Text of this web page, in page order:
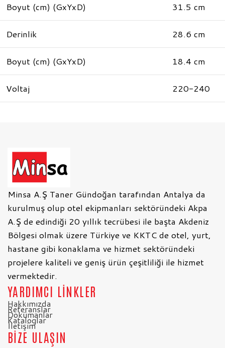
Boyut (cm) (GxYxD) 31.5 cm
Derinlik 28.6 cm
Boyut (cm) (GxYxD) 18.4 cm
Voltaj 220-240
Minsa A.Ş Taner Gündoğan tarafından Antalya da
kurulmuş olup otel ekipmanları sektöründeki Akpa
A.Ş de edindiği 20 yıllık tecrübesi ile başta Akdeniz
Bölgesi olmak üzere Türkiye ve KKTC de otel, yurt,
hastane gibi konaklama ve hizmet sektöründeki
projelere kaliteli ve geniş ürün çeşitliliği ile hizmet
vermektedir.
YARDIMCI LİNKLER
Hakkımızda
Referanslar
Dokümanlar
Kataloglar
İletişim
BİZE ULAŞIN